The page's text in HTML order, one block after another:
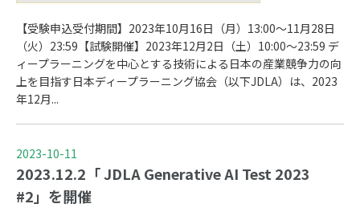
【受験申込受付期間】2023年10月16日（月）13:00～11月28日
（火）23:59【試験開催】2023年12月2日（土）10:00～23:59 デ
ィープラーニングを中心とする技術による日本の産業競争力の向
上を目指す日本ディープラーニング協会（以下JDLA）は、2023
年12月...
2023-10-11
2023.12.2「 JDLA Generative AI Test 2023
#2」を開催